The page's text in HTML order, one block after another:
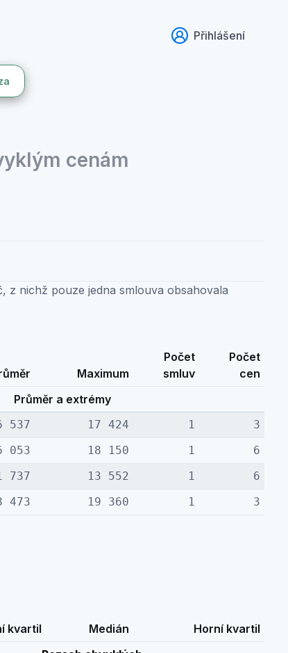
Přihlášení
cenám
z nichž pouze jedna smlouva obsahovala
Maximum
Počet
smluv
Počet
cen
Průměr a extrémy
537 17 424 1 3
053 18 150 1 6
737 13 552 1 6
473 19 360 1 3
kvartil Medián
Horní kvartil